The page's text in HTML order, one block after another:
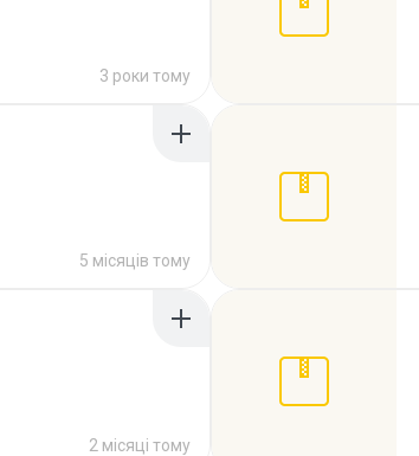
3 роки тому
5 місяців тому
2 місяці тому